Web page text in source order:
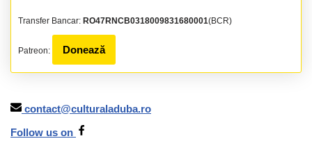
Transfer Bancar: RO47RNCB0318009831680001(BCR)
Patreon: Donează
contact@culturaladuba.ro
Follow us on